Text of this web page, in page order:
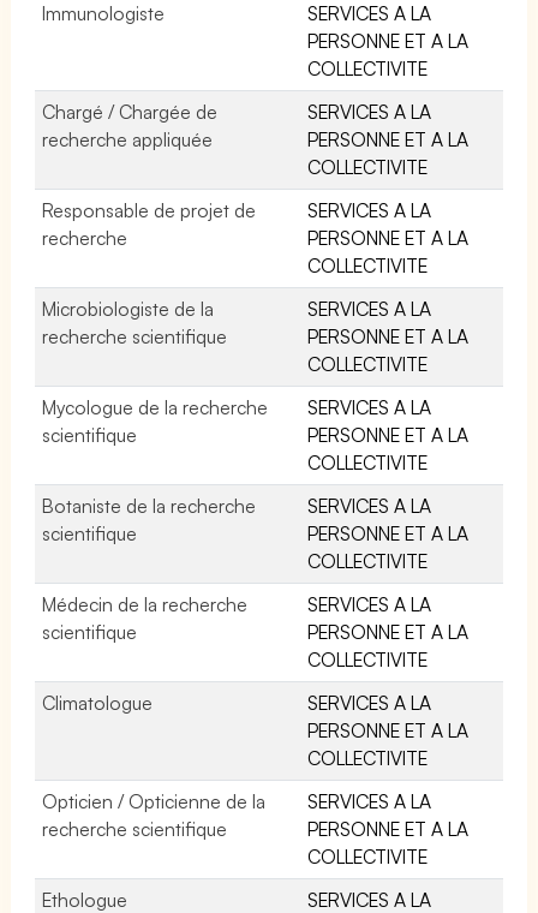
Immunologiste
SERVICES A LA
PERSONNE ET A LA
COLLECTIVITE
Chargé / Chargée de
recherche appliquée
SERVICES A LA
PERSONNE ET A LA
COLLECTIVITE
Responsable de projet de
recherche
SERVICES A LA
PERSONNE ET A LA
COLLECTIVITE
Microbiologiste de la
recherche scientifique
SERVICES A LA
PERSONNE ET A LA
COLLECTIVITE
Mycologue de la recherche
scientifique
SERVICES A LA
PERSONNE ET A LA
COLLECTIVITE
Botaniste de la recherche
scientifique
SERVICES A LA
PERSONNE ET A LA
COLLECTIVITE
Médecin de la recherche
scientifique
SERVICES A LA
PERSONNE ET A LA
COLLECTIVITE
Climatologue
SERVICES A LA
PERSONNE ET A LA
COLLECTIVITE
Opticien / Opticienne de la
recherche scientifique
SERVICES A LA
PERSONNE ET A LA
COLLECTIVITE
Ethologue
SERVICES A LA